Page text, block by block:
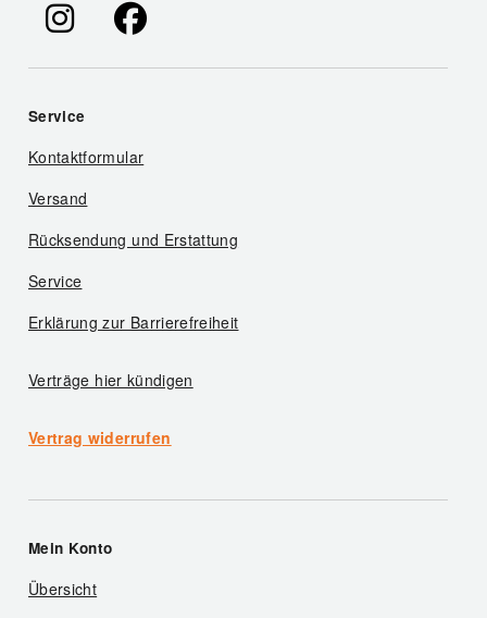
Service
Kontaktformular
Versand
Rücksendung und Erstattung
Service
Erklärung zur Barrierefreiheit
Verträge hier kündigen
Vertrag widerrufen
Mein Konto
Übersicht